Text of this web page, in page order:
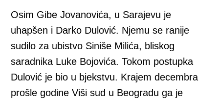
Osim Gibe Jovanovića, u Sarajevu je
uhapšen i Darko Dulović. Njemu se ranije
sudilo za ubistvo Siniše Milića, bliskog
saradnika Luke Bojovića. Tokom postupka
Dulović je bio u bjekstvu. Krajem decembra
prošle godine Viši sud u Beogradu ga je